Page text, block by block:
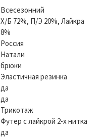
Всесезонний
Х/Б 72%, П/Э 20%, Лайкра
8%
Россия
Натали
брюки
Эластичная резинка
да
да
Трикотаж
Футер с лайкрой 2-х нитка
да